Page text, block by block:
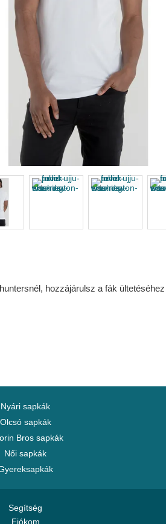
hozzájárulsz a fák
Nyári sapkák
Olcsó sapkák
Bros sapkák
Női sapkák
Segítség
Fiókom